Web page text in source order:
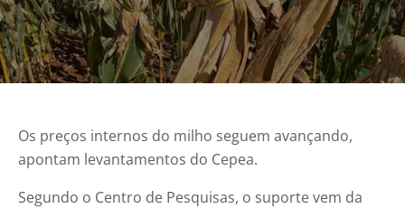
Os preços internos do milho seguem avançando,
apontam levantamentos do Cepea.
Segundo o Centro de Pesquisas, o suporte vem da